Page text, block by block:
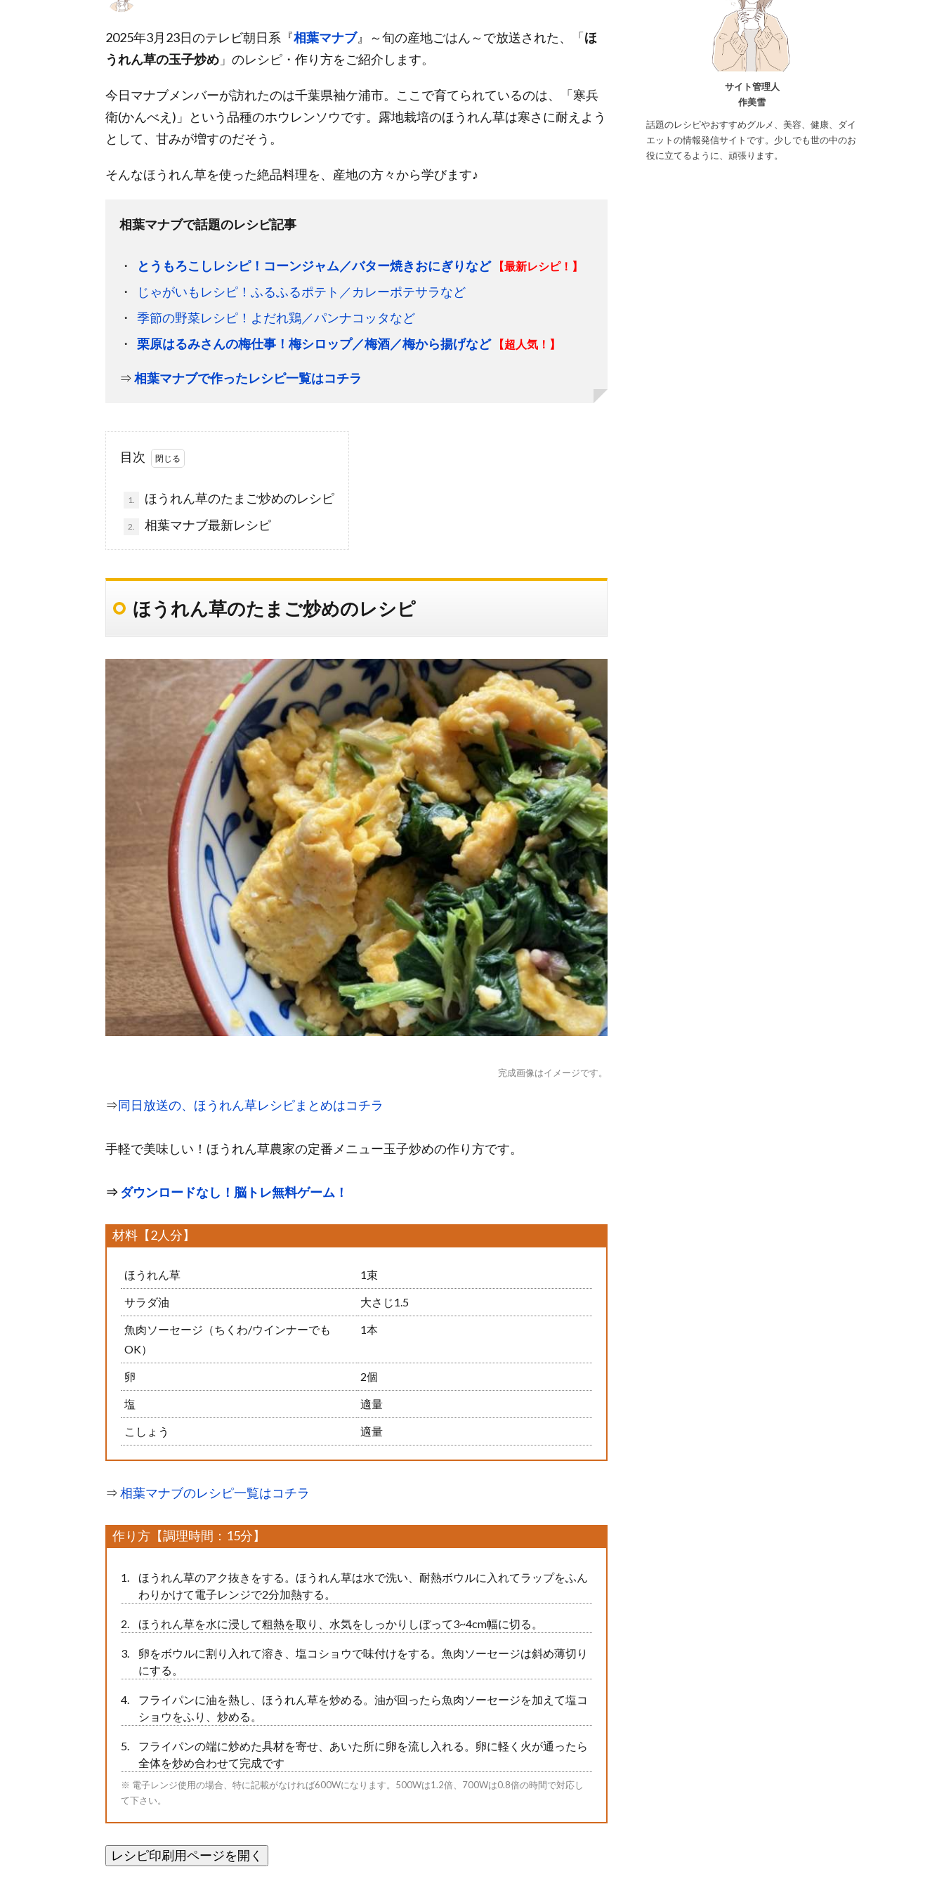
2025年3月23日のテレビ朝日系『相葉マナブ』～旬の産地ごはん～で放送された、「ほ
うれん草の玉子炒め」のレシピ・作り方をご紹介します。
今日マナブメンバーが訪れたのは千葉県袖ケ浦市。ここで育てられているのは、「寒兵
衛(かんべえ)」という品種のホウレンソウです。露地栽培のほうれん草は寒さに耐えよう
として、甘みが増すのだそう。
そんなほうれん草を使った絶品料理を、産地の方々から学びます♪
相葉マナブで話題のレシピ記事
とうもろこしレシピ！コーンジャム／バター焼きおにぎりなど 【最新レシピ！】
じゃがいもレシピ！ふるふるポテト／カレーポテサラなど
季節の野菜レシピ！よだれ鶏／パンナコッタなど
栗原はるみさんの梅仕事！梅シロップ／梅酒／梅から揚げなど
【超人気！】
⇒相葉マナブで作ったレシピ一覧はコチラ
目次
1. ほうれん草のたまご炒めのレシピ
2. 相葉マナブ最新レシピ
ほうれん草のたまご炒めのレシピ
完成画像はイメージです。
⇒同日放送の、ほうれん草レシピまとめはコチラ
手軽で美味しい！ほうれん草農家の定番メニュー玉子炒めの作り方です。
⇒ダウンロードなし！脳トレ無料ゲーム！
材料【2人分】
ほうれん草 1束
サラダ油 大さじ1.5
魚肉ソーセージ（ちくわ/ウインナーでも
OK）
1本
卵 2個
塩 適量
こしょう 適量
⇒相葉マナブのレシピ一覧はコチラ
作り方【調理時間：15分】
ほうれん草のアク抜きをする。ほうれん草は水で洗い、耐熱ボウルに入れてラップをふん
わりかけて電子レンジで2分加熱する。
ほうれん草を水に浸して粗熱を取り、水気をしっかりしぼって3~4cm幅に切る。
卵をボウルに割り入れて溶き、塩コショウで味付けをする。魚肉ソーセージは斜め薄切り
にする。
フライパンに油を熱し、ほうれん草を炒める。油が回ったら魚肉ソーセージを加えて塩コ
ショウをふり、炒める。
フライパンの端に炒めた具材を寄せ、あいた所に卵を流し入れる。卵に軽く火が通ったら
全体を炒め合わせて完成です
※ 電子レンジ使用の場合、特に記載がなければ600Wになります。500Wは1.2倍、700Wは0.8倍の時間で対応し
て下さい。
サイト管理人
作美雪
話題のレシピやおすすめグルメ、美容、健康、ダイ
エットの情報発信サイトです。少しでも世の中のお
役に立てるように、頑張ります。